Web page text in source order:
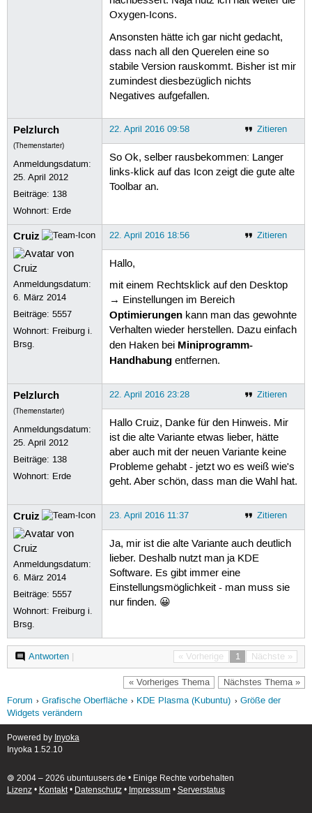
Oxygen-Icons.
Ansonsten hätte ich gar nicht gedacht,
dass nach all den Querelen eine so
stabile Version rauskommt. Bisher ist mir
zumindest diesbezüglich nichts
Negatives aufgefallen.
Pelzlurch
(Themenstarter)
Anmeldungsdatum:
25. April 2012
Beiträge: 138
Wohnort: Erde
Zitieren
22. April 2016 09:58
So Ok, selber rausbekommen: Langer
links-klick auf das Icon zeigt die gute alte
Toolbar an.
Cruiz
Anmeldungsdatum:
6. März 2014
Beiträge:5557
Wohnort: Freiburg i.
Brsg.
Zitieren
22. April 2016 18:56
Hallo,
mit einem Rechtsklick auf den Desktop
→ Einstellungen im Bereich
Optimierungenkann man das gewohnte
Verhalten wieder herstellen. Dazu einfach
den Haken bei Miniprogramm-
Handhabungentfernen.
Pelzlurch
(Themenstarter)
Anmeldungsdatum:
25. April 2012
Beiträge: 138
Wohnort: Erde
Zitieren
22. April 2016 23:28
Hallo Cruiz, Danke für den Hinweis. Mir
ist die alte Variante etwas lieber, hätte
aber auch mit der neuen Variante keine
Probleme gehabt - jetzt wo es weiß wie's
geht. Aber schön, dass man die Wahl hat.
Cruiz
Anmeldungsdatum:
6. März 2014
Beiträge:5557
Wohnort: Freiburg i.
Brsg.
Zitieren
23. April 2016 11:37
Ja, mir ist die alte Variante auch deutlich
lieber. Deshalb nutzt man ja KDE
Software. Es gibt immer eine
Einstellungsmöglichkeit - man muss sie
nur finden. 😀
« Vorherige 1 Nächste »
Antworten|
« Vorheriges Thema Nächstes Thema »
Forum Grafische Oberfläche KDE Plasma (Kubuntu)
Größe der
Widgets verändern
Powered by Inyoka
Inyoka 1.52.10
🄯 2004 – 2026 ubuntuusers.de • Einige Rechte vorbehalten
Lizenz• Kontakt• Datenschutz• Impressum• Serverstatus